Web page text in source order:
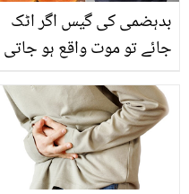
بدہضمی کی گیس اگر اٹک
جائے تو موت واقع ہو جاتی
کرنے کے لئے وہ کون سی
ضروری چیزیں ہیں جن کو
لازمی استعمال کرنا چاہیے؟